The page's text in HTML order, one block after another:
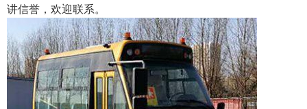
讲信誉，欢迎联系。